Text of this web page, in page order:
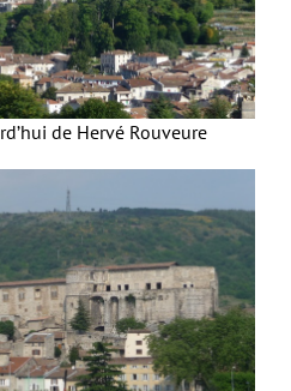
de Hervé Rouveure